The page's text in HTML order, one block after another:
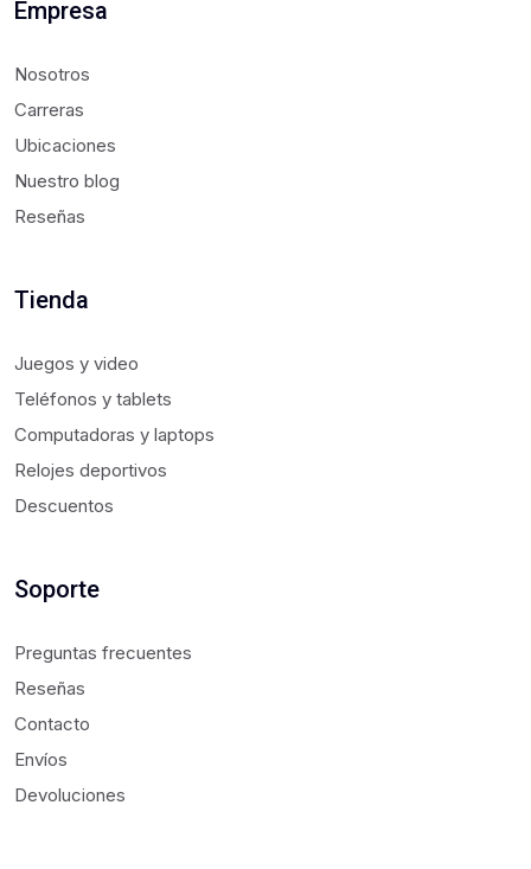
Empresa
Nosotros
Carreras
Ubicaciones
Nuestro blog
Reseñas
Tienda
Juegos y video
Teléfonos y tablets
Computadoras y laptops
Relojes deportivos
Descuentos
Soporte
Preguntas frecuentes
Reseñas
Contacto
Envíos
Devoluciones